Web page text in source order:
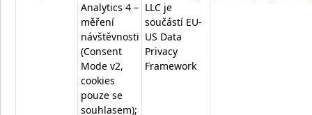
Analytics 4 –
měření
návštěvnosti
(Consent
Mode v2,
cookies
pouze se
souhlasem);
LLC je
součástí EU-
US Data
Privacy
Framework